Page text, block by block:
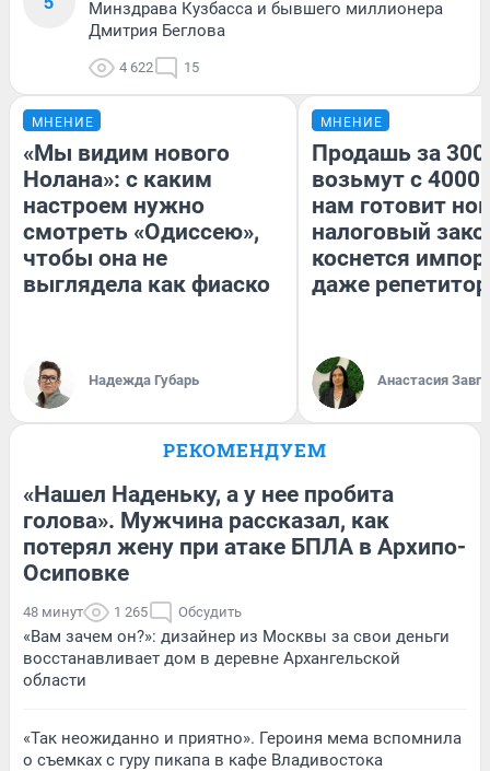
Минздрава Кузбасса и бывшего миллионера
Дмитрия Беглова
4 622 15
МНЕНИЕ
«Мы видим нового
Нолана»: с каким
настроем нужно
смотреть «Одиссею»,
чтобы она не
выглядела как фиаско
Надежда Губарь
МНЕНИЕ
Продашь за
возьмут с
нам готовит
налоговый
коснется
даже
Анастасия
РЕКОМЕНДУЕМ
«Нашел Наденьку, а у нее пробита
голова». Мужчина рассказал, как
потерял жену при атаке БПЛА в Архипо-
Осиповке
48 минут 1 265 Обсудить
«Вам зачем он?»: дизайнер из Москвы за свои деньги
восстанавливает дом в деревне Архангельской
области
«Так неожиданно и приятно». Героиня мема вспомнила
о съемках с гуру пикапа в кафе Владивостока